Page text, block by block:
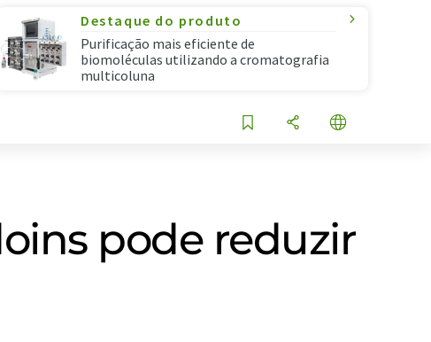
Destaque do produto
Purificação mais eficiente de
biomoléculas utilizando a cromatografia
multicoluna
pode reduzir